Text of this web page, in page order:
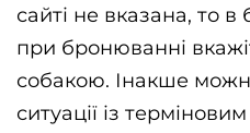
сайті не вказана, то
при бронюванні
собакою. Інакше
ситуації із